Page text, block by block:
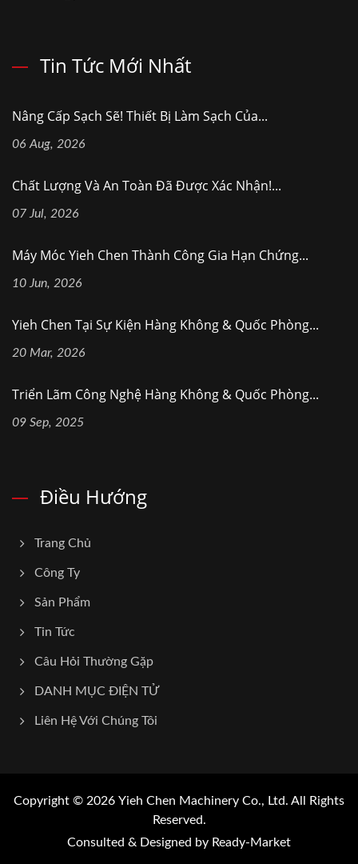
Tin Tức Mới Nhất
Nâng Cấp Sạch Sẽ! Thiết Bị Làm Sạch Của...
06 Aug, 2026
Chất Lượng Và An Toàn Đã Được Xác Nhận!...
07 Jul, 2026
Máy Móc Yieh Chen Thành Công Gia Hạn Chứng...
10 Jun, 2026
Yieh Chen Tại Sự Kiện Hàng Không & Quốc Phòng...
20 Mar, 2026
Triển Lãm Công Nghệ Hàng Không & Quốc Phòng...
09 Sep, 2025
Điều Hướng
Trang Chủ
Công Ty
Sản Phẩm
Tin Tức
Câu Hỏi Thường Gặp
DANH MỤC ĐIỆN TỬ
Liên Hệ Với Chúng Tôi
Copyright © 2026 Yieh Chen Machinery Co., Ltd. All Rights
Reserved.
Consulted & Designed by Ready-Market